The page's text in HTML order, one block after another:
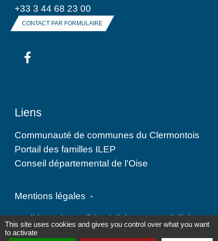
+33 3 44 68 23 00
CONTACT PAR FORMULAIRE
Liens
Communauté de communes du Clermontois
Portail des familles ILEP
Conseil départemental de l'Oise
Mentions légales -
Politique de confidentialité - Accessibilité -
This site uses cookies and gives you control over what you want
to activate